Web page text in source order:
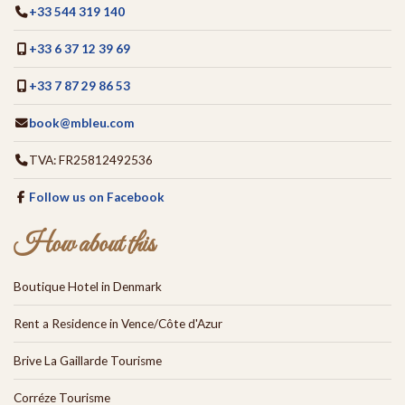
+33 544 319 140
+33 6 37 12 39 69
+33 7 87 29 86 53
book@mbleu.com
TVA: FR25812492536
Follow us on Facebook
How about this
Boutique Hotel in Denmark
Rent a Residence in Vence/Côte d'Azur
Brive La Gaillarde Tourisme
Corréze Tourisme